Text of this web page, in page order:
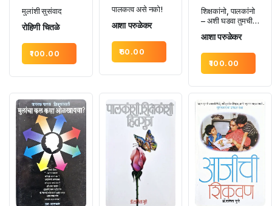
मुलांशी सुसंवाद
रोहिणी चितळे
100.00
पालकत्व असे नको!
आशा परुळेकर
60.00
शिक्षकांनो, पालकांनो
– अशी घडवा तुमची
आशा परुळेकर
100.00